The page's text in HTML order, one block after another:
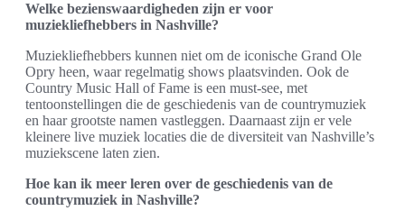
Welke bezienswaardigheden zijn er voor
muziekliefhebbers in Nashville?
Muziekliefhebbers kunnen niet om de iconische Grand Ole
Opry heen, waar regelmatig shows plaatsvinden. Ook de
Country Music Hall of Fame is een must-see, met
tentoonstellingen die de geschiedenis van de countrymuziek
en haar grootste namen vastleggen. Daarnaast zijn er vele
kleinere live muziek locaties die de diversiteit van Nashville’s
muziekscene laten zien.
Hoe kan ik meer leren over de geschiedenis van de
countrymuziek in Nashville?